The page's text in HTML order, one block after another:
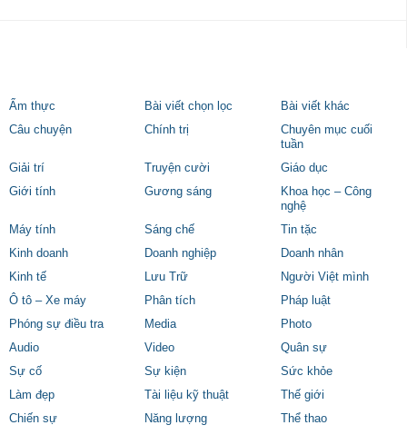
Ẩm thực Bài viết chọn lọc
Bài viết khác
Câu chuyện
Chính trị
Chuyên mục cuối
tuần
Giải trí
Truyện cười
Giáo dục
Giới tính
Gương sáng
Khoa học – Công
nghệ
Máy tính
Sáng chế
Tin tặc
Kinh doanh
Doanh nghiệp
Doanh nhân
Kinh tế
Lưu Trữ
Người Việt mình
Ô tô – Xe máy
Phân tích
Pháp luật
Phóng sự điều tra
Media
Photo
Audio
Video
Quân sự
Sự cố
Sự kiện
Sức khỏe
Làm đẹp
Tài liệu kỹ thuật
Thế giới
Chiến sự
Năng lượng
Thể thao